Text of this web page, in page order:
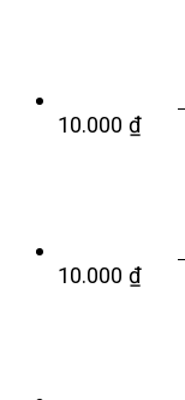
10.000 ₫
10.000 ₫